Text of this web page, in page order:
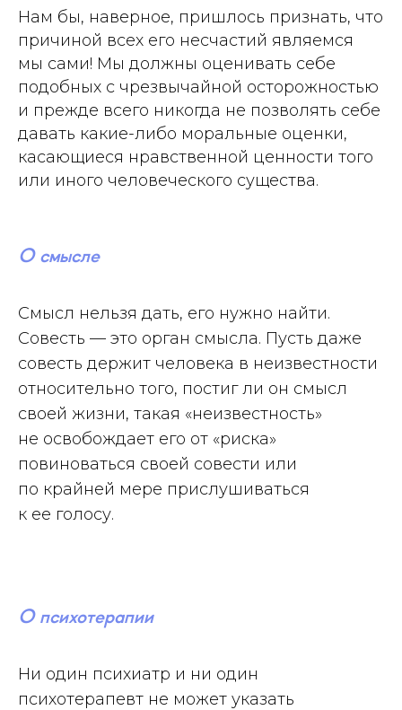
Нам бы, наверное, пришлось признать, что
причиной всех его несчастий являемся
мы сами! Мы должны оценивать себе
подобных с чрезвычайной осторожностью
и прежде всего никогда не позволять себе
давать какие-либо моральные оценки,
касающиеся нравственной ценности того
или иного человеческого существа.
О смысле
Смысл нельзя дать, его нужно найти.
Совесть — это орган смысла. Пусть даже
совесть держит человека в неизвестности
относительно того, постиг ли он смысл
своей жизни, такая «неизвестность»
не освобождает его от «риска»
повиноваться своей совести или
по крайней мере прислушиваться
к ее голосу.
О психотерапии
Ни один психиатр и ни один
психотерапевт не может указать